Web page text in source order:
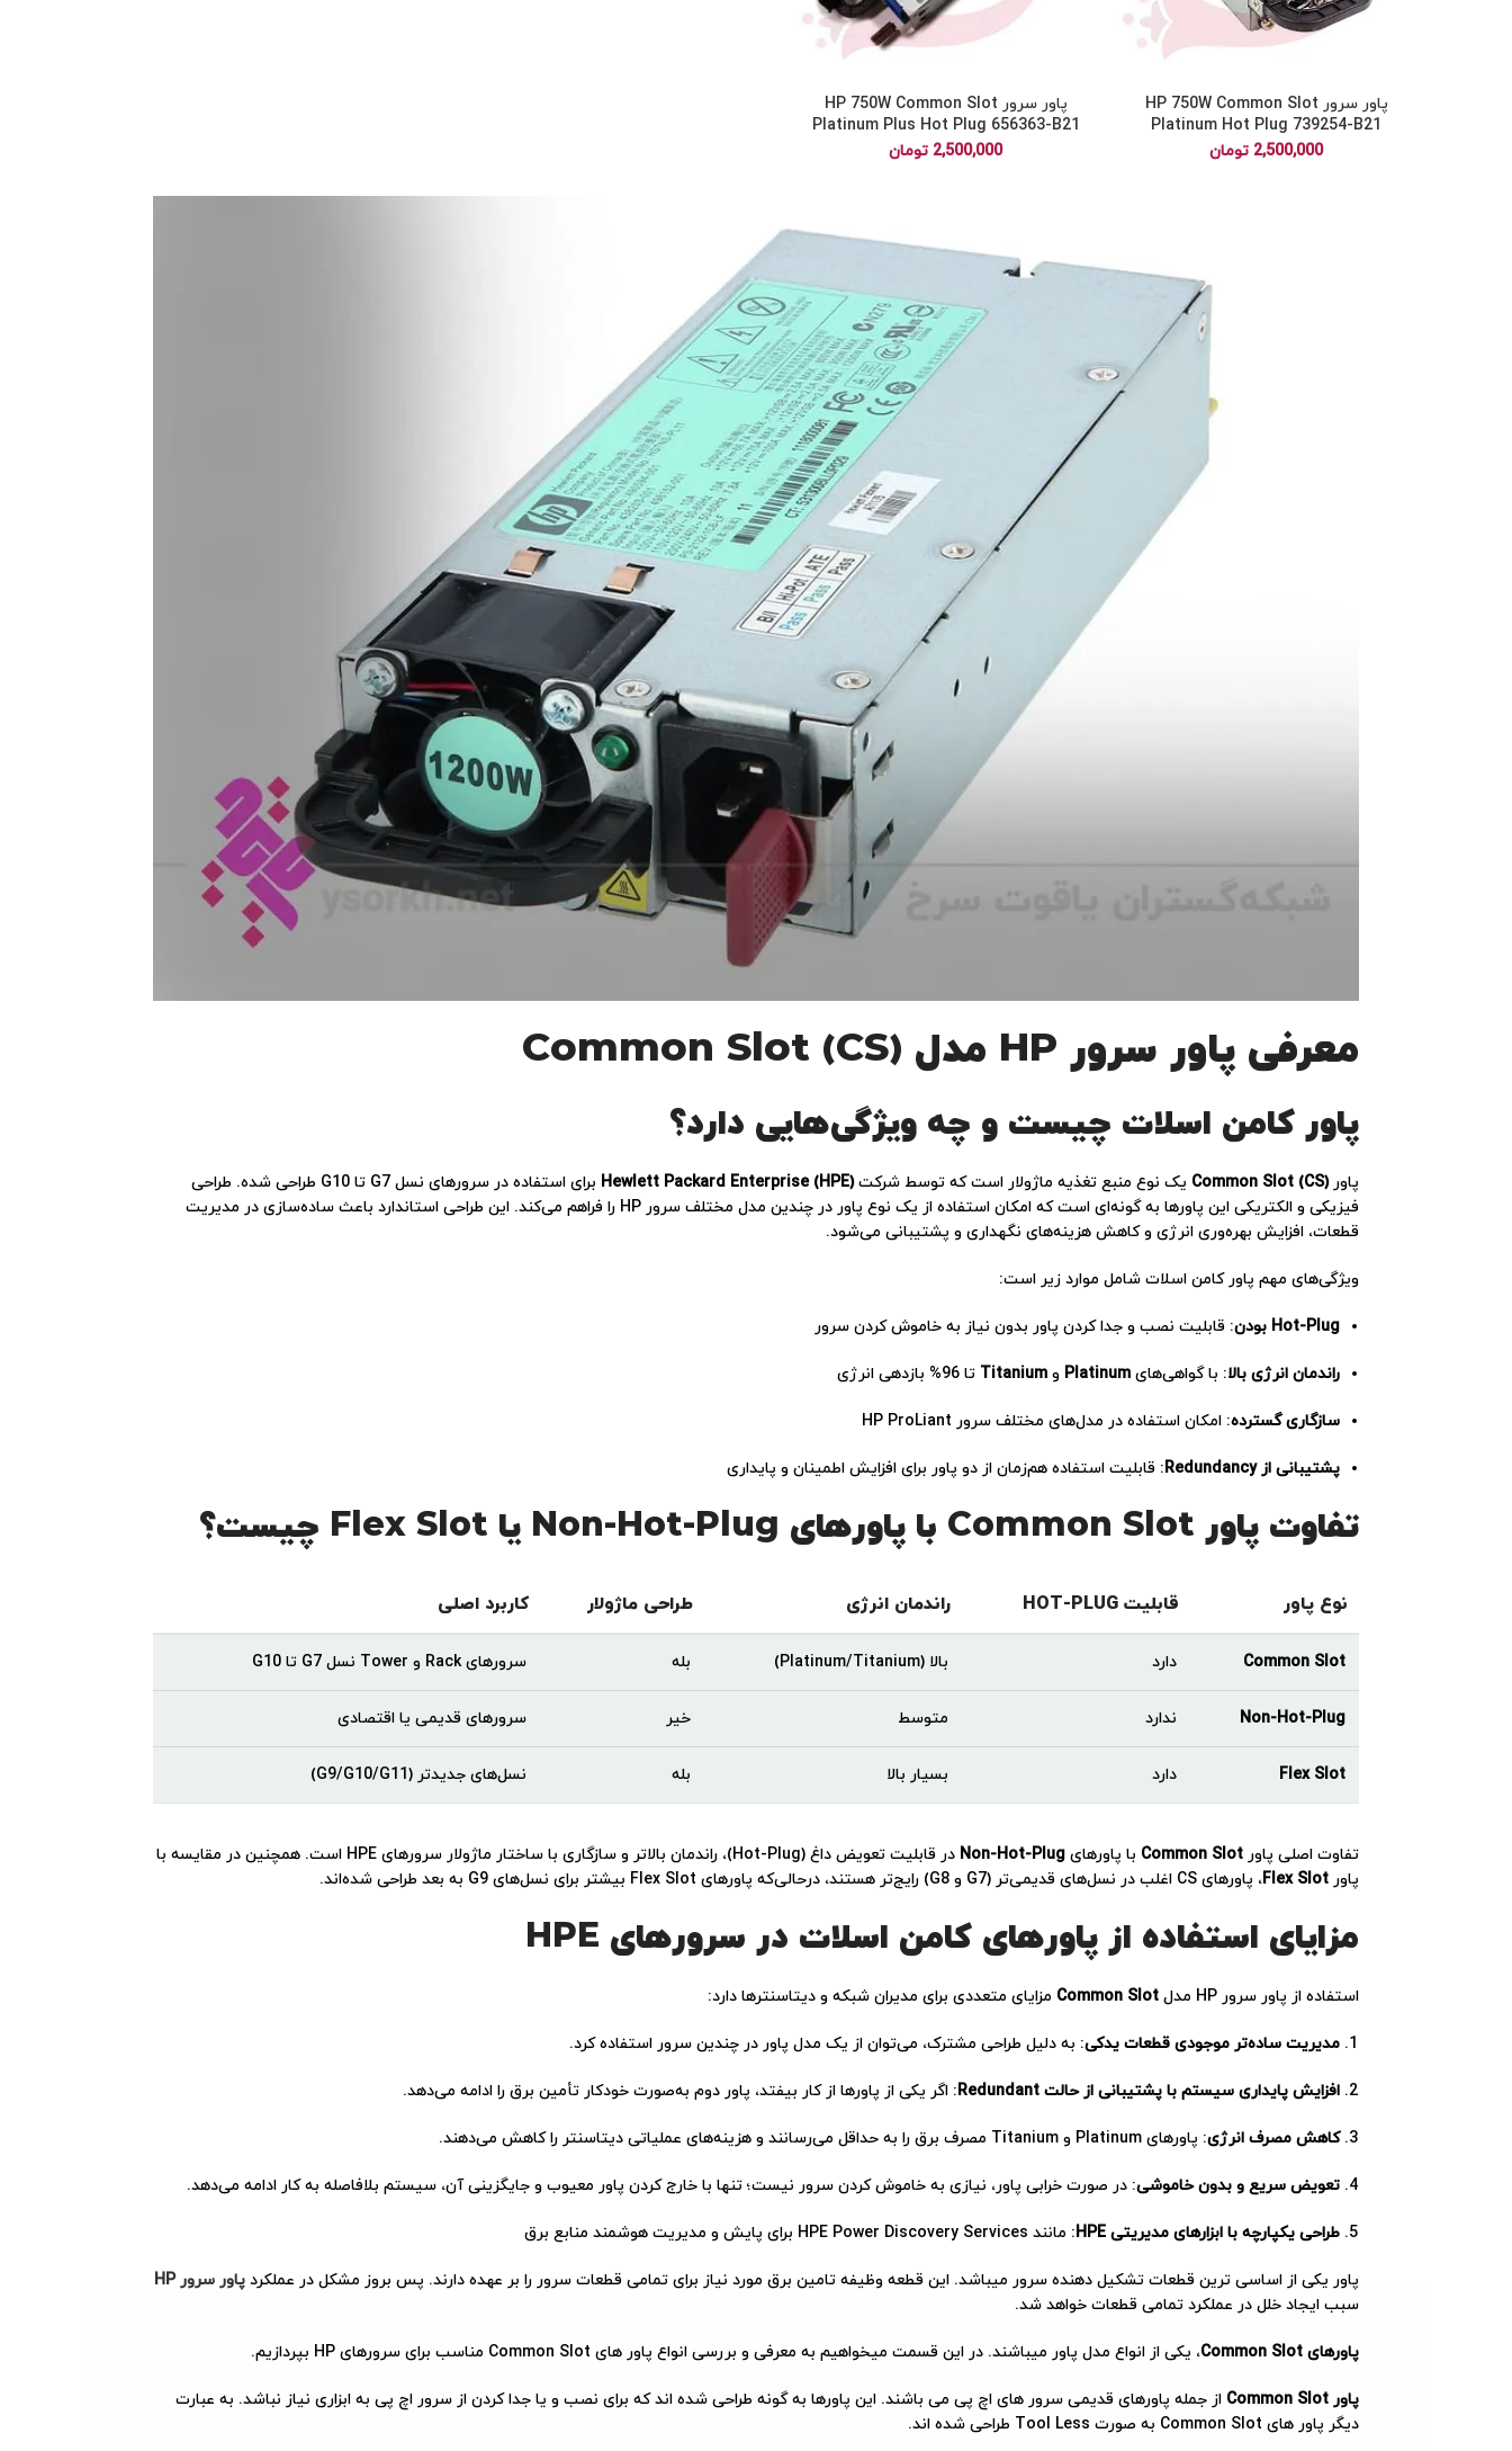
پاور سرور HP 750W Common Slot
Platinum Hot Plug 739254-B21
2,500,000 تومان
پاور سرور HP 750W Common Slot
Platinum Plus Hot Plug 656363-B21
2,500,000 تومان
معرفی پاور سرور HP مدل Common Slot (CS)
پاور کامن اسلات چیست و چه ویژگی‌هایی دارد؟
پاورCommon Slot (CS) یک نوع منبع تغذیه ماژولار است که توسط شرکتHewlett Packard Enterprise (HPE)
برای استفاده در سرورهای نسل G7 تا G10 طراحی شده. طراحی
فیزیکی و الکتریکی این پاورها به گونه‌ای است که امکان استفاده از یک نوع پاور در چندین مدل مختلف سرور HP را فراهم می‌کند. این طراحی استاندارد باعث ساده‌سازی در مدیریت
قطعات، افزایش بهره‌وری انرژی و کاهش هزینه‌های نگهداری و پشتیبانی می‌شود.
ویژگی‌های مهم پاور کامن اسلات شامل موارد زیر است:
Hot-Plug بودن : قابلیت نصب و جدا کردن پاور بدون نیاز به خاموش کردن سرور
راندمان انرژی بالا: با گواهی‌های Platinum و Titanium تا 96% بازدهی انرژی
سازگاری گسترده: امکان استفاده در مدل‌های مختلف سرور HP ProLiant
پشتیبانی از Redundancy : قابلیت استفاده هم‌زمان از دو پاور برای افزایش اطمینان و پایداری
تفاوت پاور Common Slot با پاورهای Non-Hot-Plug یا Flex Slot چیست؟
نوع پاور قابلیت HOT-PLUG راندمان انرژی طراحی ماژولار کاربرد اصلی
Common Slot دارد بالا (Platinum/Titanium) بله سرورهای Rack و Tower نسل G7 تا G10
Non-Hot-Plug ندارد متوسط خیر سرورهای قدیمی یا اقتصادی
Flex Slot دارد بسیار بالا بله نسل‌های جدیدتر (G9/G10/G11)
تفاوت اصلی پاور Common Slot با پاورهای Non-Hot-Plug
در قابلیت تعویض داغ (Hot-Plug)، راندمان بالاتر و سازگاری با ساختار ماژولار سرورهای HPE است. همچنین در مقایسه با
پاور Flex Slot، پاورهای CS اغلب در نسل‌های قدیمی‌تر (G7 و G8) رایج‌تر هستند، درحالی‌که پاورهای Flex Slot بیشتر برای نسل‌های G9 به بعد طراحی شده‌اند.
مزایای استفاده از پاورهای کامن اسلات در سرورهای HPE
استفاده از پاور سرور HP مدل Common Slot مزایای متعددی برای مدیران شبکه و دیتاسنترها دارد:
مدیریت ساده‌تر موجودی قطعات یدکی: به دلیل طراحی مشترک، می‌توان از یک مدل پاور در چندین سرور استفاده کرد.
افزایش پایداری سیستم با پشتیبانی از حالت Redundant : اگر یکی از پاورها از کار بیفتد، پاور دوم به‌صورت خودکار تأمین برق را ادامه می‌دهد.
کاهش مصرف انرژی: پاورهای Platinum و Titanium مصرف برق را به حداقل می‌رسانند و هزینه‌های عملیاتی دیتاسنتر را کاهش می‌دهند.
تعویض سریع و بدون خاموشی: در صورت خرابی پاور، نیازی به خاموش کردن سرور نیست؛ تنها با خارج کردن پاور معیوب و جایگزینی آن، سیستم بلافاصله به کار ادامه می‌دهد.
طراحی یکپارچه با ابزارهای مدیریتی HPE : مانند HPE Power Discovery Services برای پایش و مدیریت هوشمند منابع برق
پاور یکی از اساسی ترین قطعات تشکیل دهنده سرور میباشد. این قطعه وظیفه تامین برق مورد نیاز برای تمامی قطعات سرور را بر عهده دارند. پس بروز مشکل در عملکرد پاور سرور HP
سبب ایجاد خلل در عملکرد تمامی قطعات خواهد شد.
پاورهای Common Slot ، یکی از انواع مدل پاور میباشند. در این قسمت میخواهیم به معرفی و بررسی انواع پاور های Common Slot مناسب برای سرورهای HP بپردازیم.
پاور Common Slot
از جمله پاورهای قدیمی سرور های اچ پی می باشند. این پاورها به گونه طراحی شده اند که برای نصب و یا جدا کردن از سرور اچ پی به ابزاری نیاز نباشد. به عبارت
دیگر پاور های Common Slot به صورت Tool Less طراحی شده اند.